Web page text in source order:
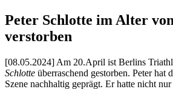
Peter Schlotte im Alter
verstorben
[08.05.2024] Am 20.April ist Berlins
Schlotte überraschend gestorben. Peter hat
Szene nachhaltig geprägt. Er hatte nicht